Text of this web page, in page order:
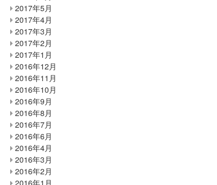
2017年5月
2017年4月
2017年3月
2017年2月
2017年1月
2016年12月
2016年11月
2016年10月
2016年9月
2016年8月
2016年7月
2016年6月
2016年4月
2016年3月
2016年2月